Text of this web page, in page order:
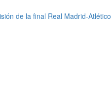
de la final Real Madrid-Atlético